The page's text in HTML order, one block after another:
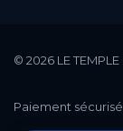
Module
© 2026 LE
Paiement